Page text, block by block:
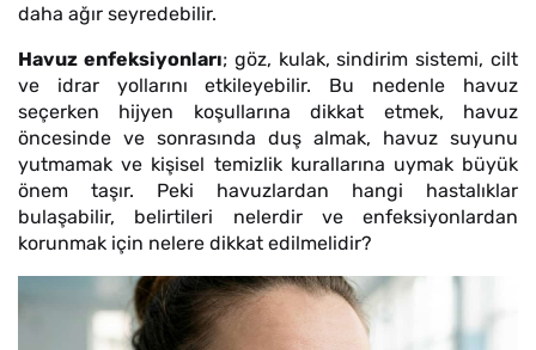
daha ağır seyredebilir.
Havuz enfeksiyonları; göz, kulak, sindirim sistemi, cilt
ve idrar yollarını etkileyebilir. Bu nedenle havuz
seçerken hijyen koşullarına dikkat etmek, havuz
öncesinde ve sonrasında duş almak, havuz suyunu
yutmamak ve kişisel temizlik kurallarına uymak büyük
önem taşır. Peki havuzlardan hangi hastalıklar
bulaşabilir, belirtileri nelerdir ve enfeksiyonlardan
korunmak için nelere dikkat edilmelidir?